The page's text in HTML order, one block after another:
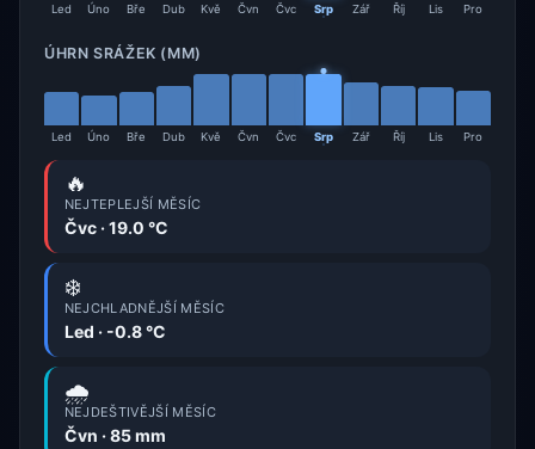
Led Úno Bře Dub Kvě Čvn Čvc Srp Zář Říj Lis Pro
ÚHRN SRÁŽEK (MM)
Led Úno Bře Dub Kvě Čvn Čvc Srp Zář Říj Lis Pro
🔥
NEJTEPLEJŠÍ MĚSÍC
Čvc · 19.0 °C
❄️
NEJCHLADNĚJŠÍ MĚSÍC
Led · -0.8 °C
🌧️
NEJDEŠTIVĚJŠÍ MĚSÍC
Čvn · 85 mm